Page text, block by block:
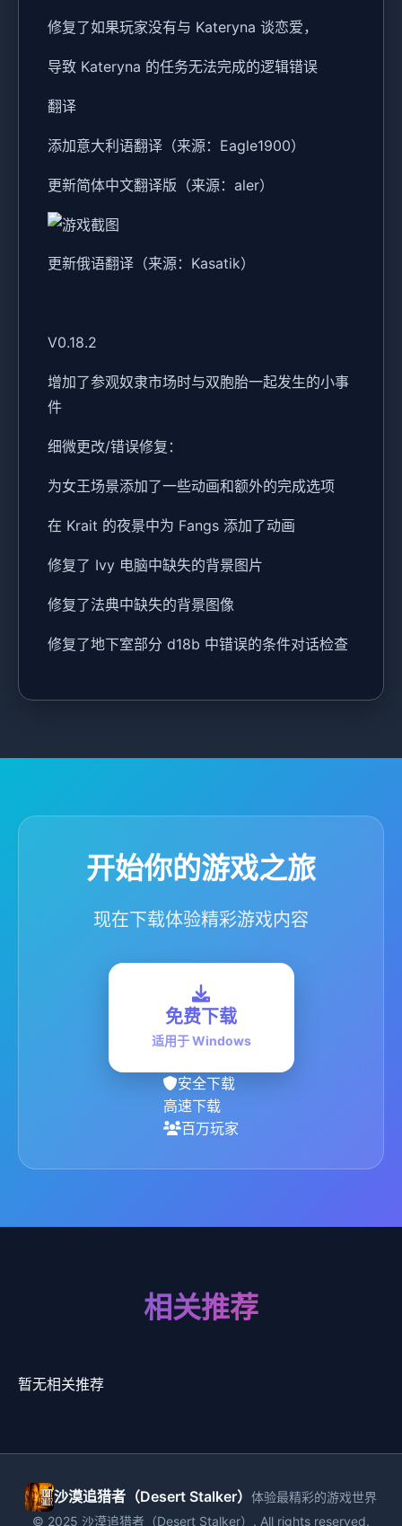
修复了如果玩家没有与 Kateryna 谈恋爱，
导致 Kateryna 的任务无法完成的逻辑错误
翻译
添加意大利语翻译（来源：Eagle1900）
更新简体中文翻译版（来源：aler）
更新俄语翻译（来源：Kasatik）
V0.18.2
增加了参观奴隶市场时与双胞胎一起发生的小事
件
细微更改/错误修复：
为女王场景添加了一些动画和额外的完成选项
在 Krait 的夜景中为 Fangs 添加了动画
修复了 Ivy 电脑中缺失的背景图片
修复了法典中缺失的背景图像
修复了地下室部分 d18b 中错误的条件对话检查
开始你的游戏之旅
现在下载体验精彩游戏内容
免费下载
适用于 Windows
安全下载
高速下载
百万玩家
相关推荐
暂无相关推荐
沙漠追猎者（Desert Stalker） 体验最精彩的游戏世界
© 2025 沙漠追猎者（Desert Stalker）. All rights reserved.